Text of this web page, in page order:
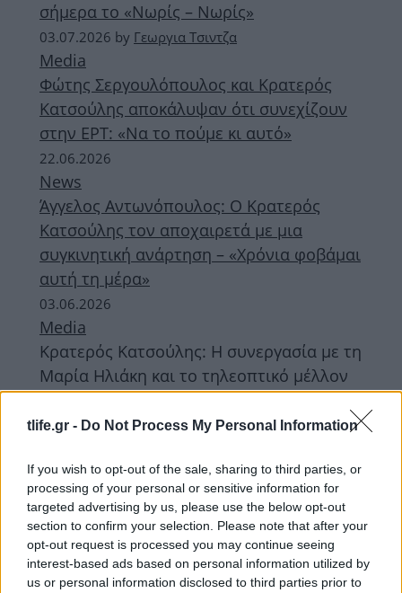
tlife.gr - Do Not Process My Personal Information
If you wish to opt-out of the sale, sharing to third parties, or
processing of your personal or sensitive information for
targeted advertising by us, please use the below opt-out
section to confirm your selection. Please note that after your
opt-out request is processed you may continue seeing
interest-based ads based on personal information utilized by
us or personal information disclosed to third parties prior to
σήμερα το «Νωρίς – Νωρίς»
03.07.2026 by Γεωργια Τσιντζα
Media
Φώτης Σεργουλόπουλος και Κρατερός
Κατσούλης αποκάλυψαν ότι συνεχίζουν
στην ΕΡΤ: «Να το πούμε κι αυτό»
22.06.2026
News
Άγγελος Αντωνόπουλος: Ο Κρατερός
Κατσούλης τον αποχαιρετά με μια
συγκινητική ανάρτηση – «Χρόνια φοβάμαι
αυτή τη μέρα»
03.06.2026
Media
Κρατερός Κατσούλης: Η συνεργασία με τη
Μαρία Ηλιάκη και το τηλεοπτικό μέλλον
της εκπομπής «Νωρίς – Νωρίς»